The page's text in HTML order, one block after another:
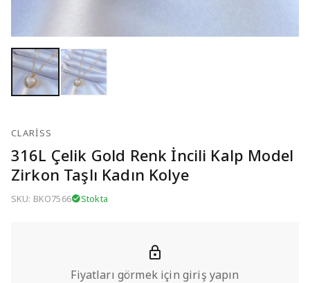
CLARISS
316L Çelik Gold Renk İncili Kalp Model
Zirkon Taşlı Kadın Kolye
SKU: BKO7566 Stokta
Fiyatları görmek için giriş yapın